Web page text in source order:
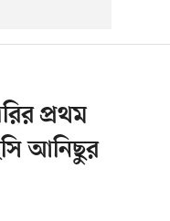
প্রথম
আনিছুর